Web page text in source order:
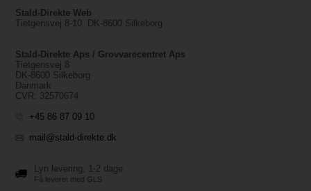
Stald-Direkte Web
Tietgensvej 8-10, DK-8600 Silkeborg
Stald-Direkte Aps / Grovvarecentret Aps
Tietgensvej 8
DK-8600 Silkeborg
Danmark
CVR: 32570674
+45 86 87 09 10
mail@stald-direkte.dk
Lyn levering, 1-2 dage
Få leveret med GLS